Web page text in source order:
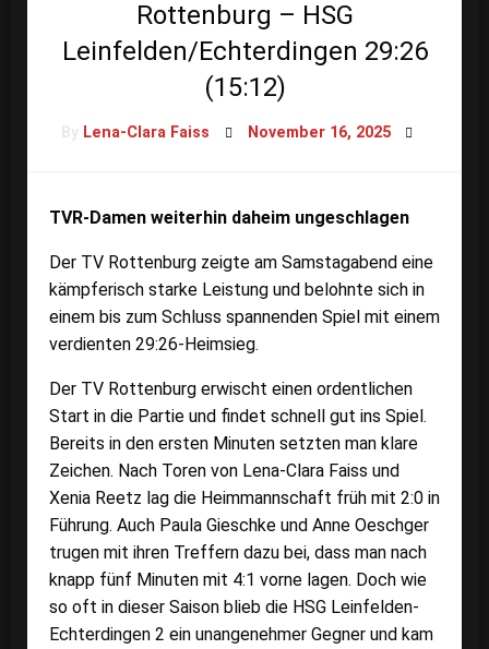
Rottenburg – HSG
Leinfelden/Echterdingen 29:26
(15:12)
Lena-Clara Faiss
Posted
November 16, 2025
TVR-Damen weiterhin daheim ungeschlagen
Der TV Rottenburg zeigte am Samstagabend eine
kämpferisch starke Leistung und belohnte sich in
einem bis zum Schluss spannenden Spiel mit einem
verdienten 29:26-Heimsieg.
Der TV Rottenburg erwischt einen ordentlichen
Start in die Partie und findet schnell gut ins Spiel.
Bereits in den ersten Minuten setzten man klare
Zeichen. Nach Toren von Lena-Clara Faiss und
Xenia Reetz lag die Heimmannschaft früh mit 2:0 in
Führung. Auch Paula Gieschke und Anne Oeschger
trugen mit ihren Treffern dazu bei, dass man nach
knapp fünf Minuten mit 4:1 vorne lagen. Doch wie
so oft in dieser Saison blieb die HSG Leinfelden-
Echterdingen 2 ein unangenehmer Gegner und kam